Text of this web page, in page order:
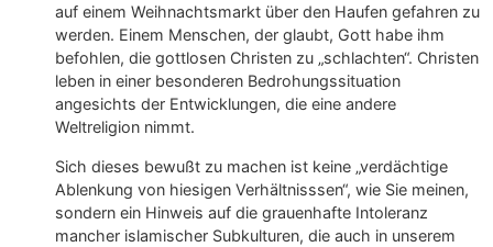
auf einem Weihnachtsmarkt über den Haufen gefahren zu
werden. Einem Menschen, der glaubt, Gott habe ihm
befohlen, die gottlosen Christen zu „schlachten“. Christen
leben in einer besonderen Bedrohungssituation
angesichts der Entwicklungen, die eine andere
Weltreligion nimmt.
Sich dieses bewußt zu machen ist keine „verdächtige
Ablenkung von hiesigen Verhältnisssen“, wie Sie meinen,
sondern ein Hinweis auf die grauenhafte Intoleranz
mancher islamischer Subkulturen, die auch in unserem